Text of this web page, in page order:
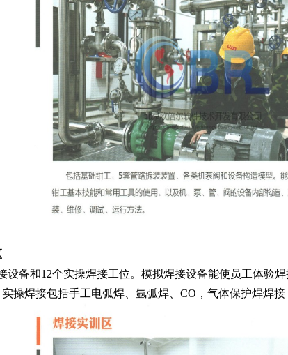
设备和12个实操焊接工位。模拟焊接设备能使员工体验
操焊接包括手工电弧焊、氩弧焊、CO，气体保护焊焊接